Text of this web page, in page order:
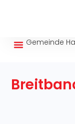
Gemeinde